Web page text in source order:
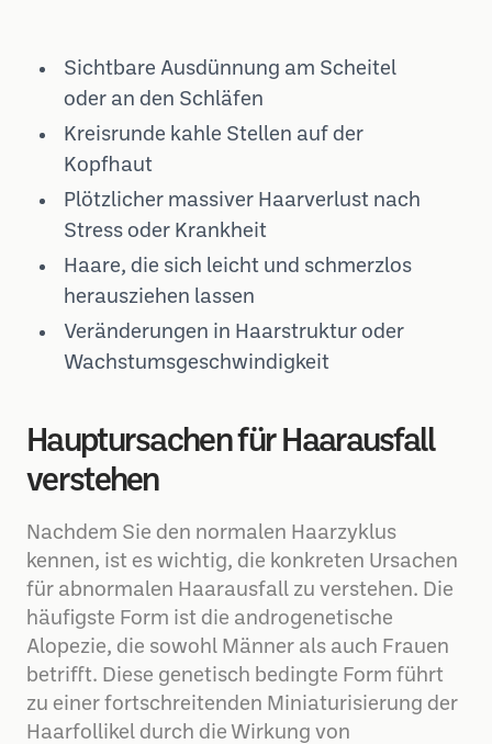
Sichtbare Ausdünnung am Scheitel
oder an den Schläfen
Kreisrunde kahle Stellen auf der
Kopfhaut
Plötzlicher massiver Haarverlust nach
Stress oder Krankheit
Haare, die sich leicht und schmerzlos
herausziehen lassen
Veränderungen in Haarstruktur oder
Wachstumsgeschwindigkeit
Hauptursachen für Haarausfall
verstehen
Nachdem Sie den normalen Haarzyklus
kennen, ist es wichtig, die konkreten Ursachen
für abnormalen Haarausfall zu verstehen. Die
häufigste Form ist die androgenetische
Alopezie, die sowohl Männer als auch Frauen
betrifft. Diese genetisch bedingte Form führt
zu einer fortschreitenden Miniaturisierung der
Haarfollikel durch die Wirkung von